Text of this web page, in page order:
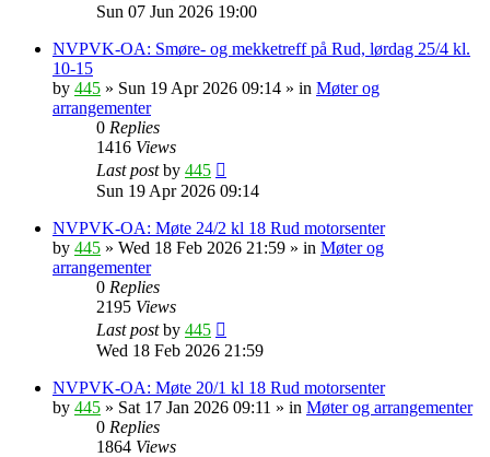
Sun 07 Jun 2026 19:00
NVPVK-OA: Smøre- og mekketreff på Rud, lørdag 25/4 kl.
10-15
by 445 » Sun 19 Apr 2026 09:14 » in Møter og
arrangementer
0 Replies
1416 Views
Last postby 445
Sun 19 Apr 2026 09:14
NVPVK-OA: Møte 24/2 kl 18 Rud motorsenter
by 445 » Wed 18 Feb 2026 21:59 » in Møter og
arrangementer
0 Replies
2195 Views
Last postby 445
Wed 18 Feb 2026 21:59
NVPVK-OA: Møte 20/1 kl 18 Rud motorsenter
by 445 » Sat 17 Jan 2026 09:11 » in Møter og arrangementer
0 Replies
1864 Views